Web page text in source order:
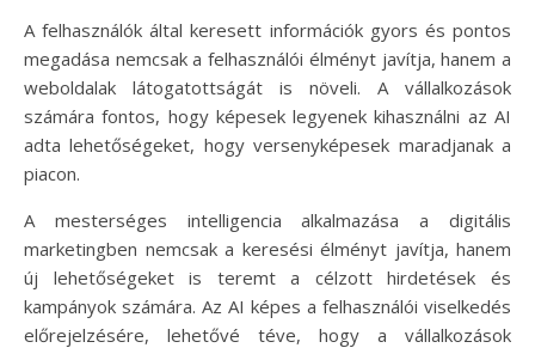
A felhasználók által keresett információk gyors és pontos
megadása nemcsak a felhasználói élményt javítja, hanem a
weboldalak látogatottságát is növeli. A vállalkozások
számára fontos, hogy képesek legyenek kihasználni az AI
adta lehetőségeket, hogy versenyképesek maradjanak a
piacon.
A mesterséges intelligencia alkalmazása a digitális
marketingben nemcsak a keresési élményt javítja, hanem
új lehetőségeket is teremt a célzott hirdetések és
kampányok számára. Az AI képes a felhasználói viselkedés
előrejelzésére, lehetővé téve, hogy a vállalkozások